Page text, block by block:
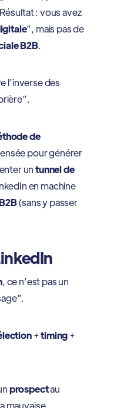
: vous avez
”, mais pas de
B2B.
l’inverse des
de
pour générer
untunnel de
en machine
(sans y passer
, ce n’est pas un
+timing+
prospectau
mauvaise